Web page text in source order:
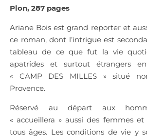
Plon, 287 pages
Ariane Bois est grand reporter et
ce roman, dont l’intrigue est
tableau de ce que fut la vie
apatrides et surtout étrangers
« CAMP DES MILLES » situé
Provence.
Réservé au départ aux
« accueillera » aussi des femmes
tous âges. Les conditions de vie y